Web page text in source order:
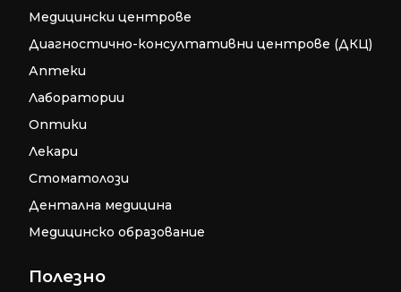
Медицински центрове
Диагностично-консултативни центрове (ДКЦ)
Аптеки
Лаборатории
Оптики
Лекари
Стоматолози
Дентална медицина
Медицинско образование
Полезно